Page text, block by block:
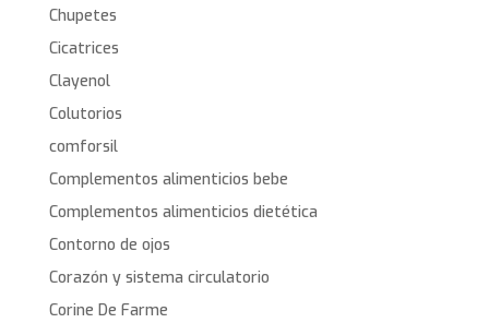
Chupetes
Cicatrices
Clayenol
Colutorios
comforsil
Complementos alimenticios bebe
Complementos alimenticios dietética
Contorno de ojos
Corazón y sistema circulatorio
Corine De Farme